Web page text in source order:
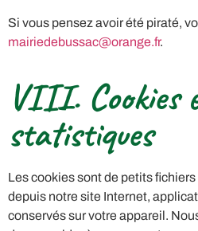
Si vous pensez avoir été piraté,
mairiedebussac@orange.fr.
VIII. Cookies
statistiques
Les cookies sont de petits
depuis notre site Internet,
conservés sur votre appareil.